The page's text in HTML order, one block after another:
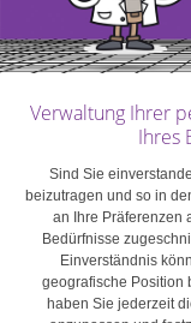
Niedrige
längerfristigen
Vergangenheit
Einzelpersonen,
angewiesen
ziehen – in der
Risiko –, um
Anleihen in der
jährige
Beispiel 0,22 %.
Verwaltung Ihrer
Ihres
Sind Sie
beizutragen und so in
an Ihre Präferenzen
Bedürfnisse
Einverständnis
geografische Position
haben Sie jederzeit